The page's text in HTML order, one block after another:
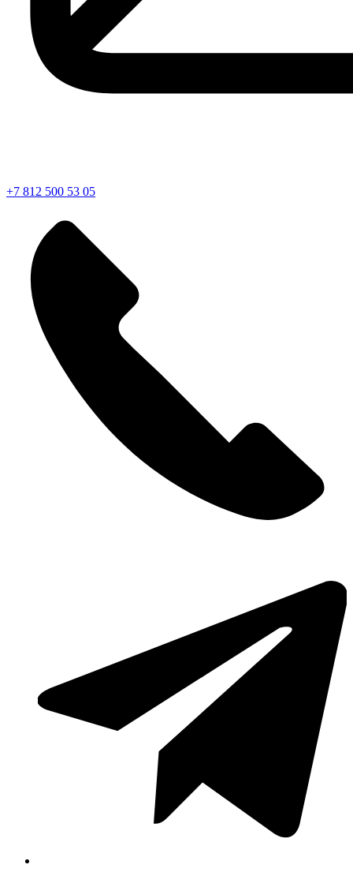
+7 812 500 53 05